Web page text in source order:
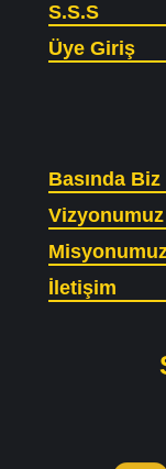
S.S.S
Üye Giriş
Basında Biz
Vizyonumuz
İletişim